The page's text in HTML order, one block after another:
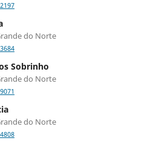
do Norte
Sobrinho
do Norte
do Norte